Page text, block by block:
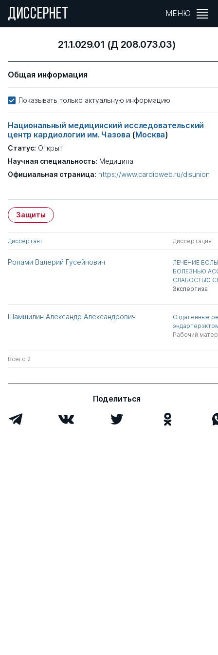
ДИССЕРНЕТ МЕНЮ
21.1.029.01 (Д 208.073.03)
Общая информация
Показывать только актуальную информацию
Национальный медицинский исследовательский
центр кардиологии им. Чазова (Москва)
Статус: Открыт
Научная специальность: Медицина
Официальная страница: https://www.cardioweb.ru/disunion
Защиты
Диссертант Диссертация
Ронами Валерий Гусейнович
ЛЕЧЕНИЕ
БОЛЕЗНЬЮ
СЛАБОСТЬЮ
Экспертиза
Шамшилин Александр Александрович
Отдаленные
Рабочий
Всего 2
Поделиться